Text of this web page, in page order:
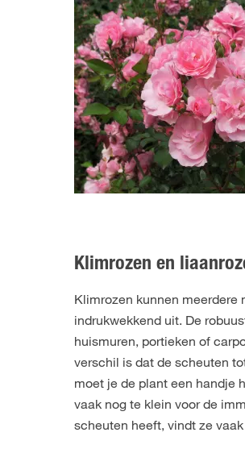
Klimrozen en
Klimrozen kunnen meerdere
indrukwekkend uit. De
huismuren, portieken of
verschil is dat de scheuten
moet je de plant een handje
vaak nog te klein voor de
scheuten heeft, vindt ze